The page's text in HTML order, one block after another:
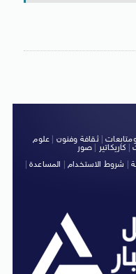
|ثقافة وفنون
علوم
كاريكاتير صور
شروط الاستخدام| المساعدة|